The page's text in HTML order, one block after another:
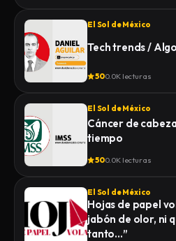
El Sol de México
Tech trends /
500.0K lecturas
El Sol de México
Cáncer de
tiempo
500.0K lecturas
El Sol de México
Hojas de papel
jabón de olor, ni
tanto…”